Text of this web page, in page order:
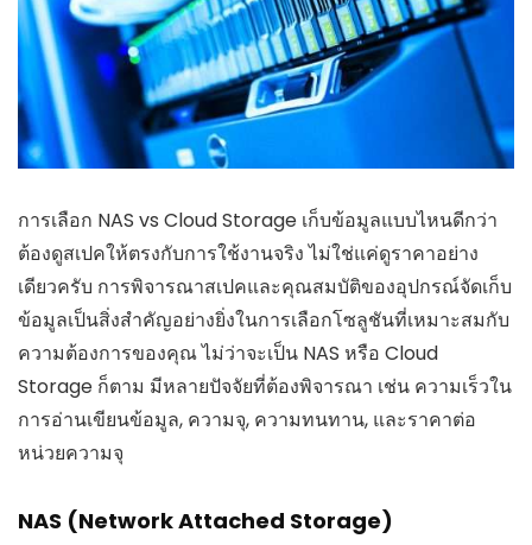
การเลือก NAS vs Cloud Storage เก็บข้อมูลแบบไหนดีกว่า
ต้องดูสเปคให้ตรงกับการใช้งานจริง ไม่ใช่แค่ดูราคาอย่าง
เดียวครับ การพิจารณาสเปคและคุณสมบัติของอุปกรณ์จัดเก็บ
ข้อมูลเป็นสิ่งสำคัญอย่างยิ่งในการเลือกโซลูชันที่เหมาะสมกับ
ความต้องการของคุณ ไม่ว่าจะเป็น NAS หรือ Cloud
Storage ก็ตาม มีหลายปัจจัยที่ต้องพิจารณา เช่น ความเร็วใน
การอ่านเขียนข้อมูล, ความจุ, ความทนทาน, และราคาต่อ
หน่วยความจุ
NAS (Network Attached Storage)